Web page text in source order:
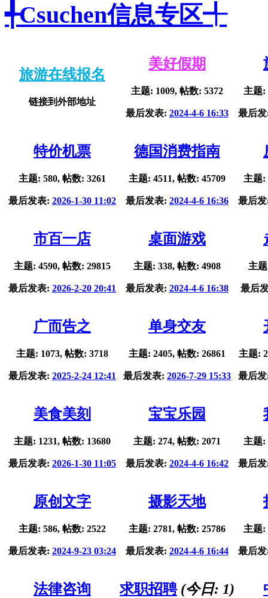
╃Csuchen信息专区╃
旅游在线报名
链接到外部地址
美好假期
主题: 1009, 帖数: 5372
最后发表: 2024-4-6 16:33
主题:
最后
特价机票
主题: 580, 帖数: 3261
最后发表: 2026-1-30 11:02
德国消费指南
主题: 4511, 帖数: 45709
最后发表: 2024-4-6 16:36
主题:
最后
市百一店
主题: 4590, 帖数: 29815
最后发表: 2026-2-20 20:41
桌面游戏
主题: 338, 帖数: 4908
最后发表: 2024-4-6 16:38
主
最后
广而告之
主题: 1073, 帖数: 3718
最后发表: 2025-2-24 12:41
单身交友
主题: 2405, 帖数: 26861
最后发表: 2026-7-29 15:33
主题:
最后
美食美刻
主题: 1231, 帖数: 13680
最后发表: 2026-1-30 11:05
宝宝乐园
主题: 274, 帖数: 2071
最后发表: 2024-4-6 16:42
主题:
最后
原创文字
主题: 586, 帖数: 2522
最后发表: 2024-9-23 03:24
摄影天地
主题: 2781, 帖数: 25786
最后发表: 2024-4-6 16:44
主题:
最后
法律咨询 求职招聘(今日: 1)